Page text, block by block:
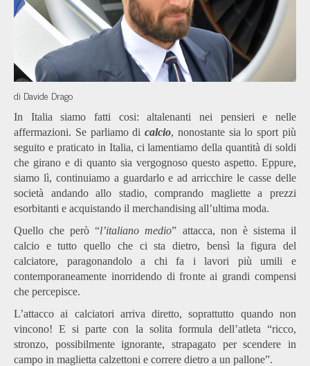
di Davide Drago
In Italia siamo fatti cosi: altalenanti nei pensieri e nelle
affermazioni. Se parliamo dicalcio, nonostante sia lo sport più
seguito e praticato in Italia, ci lamentiamo della quantità di soldi
che girano e di quanto sia vergognoso questo aspetto. Eppure,
siamo lì, continuiamo a guardarlo e ad arricchire le casse delle
società andando allo stadio, comprando magliette a prezzi
esorbitanti e acquistando il merchandising all’ultima moda.
Quello che però “l’italiano medio” attacca, non è sistema il
calcio e tutto quello che ci sta dietro, bensì la figura del
calciatore, paragonandolo a chi fa i lavori più umili e
contemporaneamente inorridendo di fronte ai grandi compensi
che percepisce.
L’attacco ai calciatori arriva diretto, soprattutto quando non
vincono! E si parte con la solita formula dell’atleta “ricco,
stronzo, possibilmente ignorante, strapagato per scendere in
campo in maglietta calzettoni e correre dietro a un pallone”.